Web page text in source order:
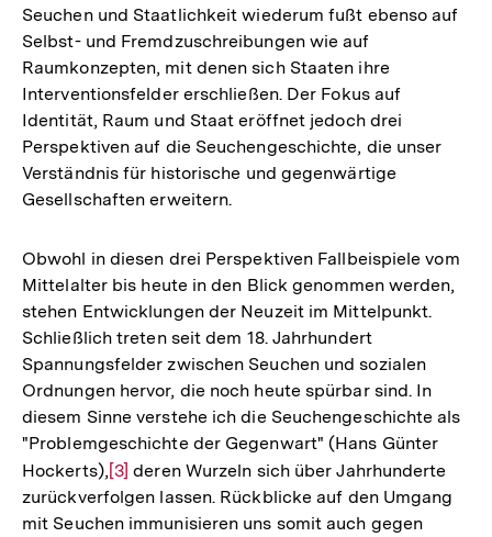
Seuchen und Staatlichkeit wiederum fußt ebenso auf
Selbst- und Fremdzuschreibungen wie auf
Raumkonzepten, mit denen sich Staaten ihre
Interventionsfelder erschließen. Der Fokus auf
Identität, Raum und Staat eröffnet jedoch drei
Perspektiven auf die Seuchengeschichte, die unser
Verständnis für historische und gegenwärtige
Gesellschaften erweitern.
Obwohl in diesen drei Perspektiven Fallbeispiele vom
Mittelalter bis heute in den Blick genommen werden,
stehen Entwicklungen der Neuzeit im Mittelpunkt.
Schließlich treten seit dem 18. Jahrhundert
Spannungsfelder zwischen Seuchen und sozialen
Ordnungen hervor, die noch heute spürbar sind. In
diesem Sinne verstehe ich die Seuchengeschichte als
"Problemgeschichte der Gegenwart" (Hans Günter
Hockerts),Zur
Auflösung
der
[3] deren Wurzeln sich über Jahrhunderte
zurückverfolgen lassen. Rückblicke auf den Umgang
mit Seuchen immunisieren uns somit auch gegen